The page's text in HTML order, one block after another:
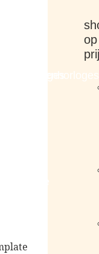
herenhorloges
sale
op